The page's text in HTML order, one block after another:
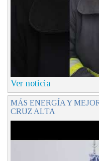
Ver noticia
MÁS ENERGÍA Y
CRUZ ALTA